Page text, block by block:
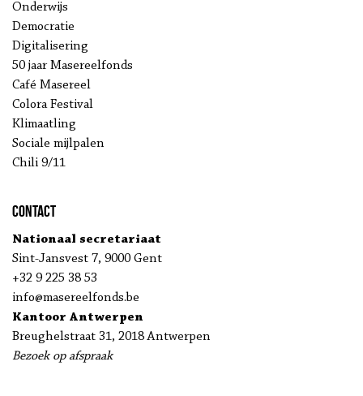
Onderwijs
Democratie
Digitalisering
50 jaar Masereelfonds
Café Masereel
Colora Festival
Klimaatling
Sociale mijlpalen
Chili 9/11
Contact
Nationaal secretariaat
Sint-Jansvest 7, 9000 Gent
+32 9 225 38 53
info@masereelfonds.be
Kantoor Antwerpen
Breughelstraat 31, 2018 Antwerpen
Bezoek op afspraak